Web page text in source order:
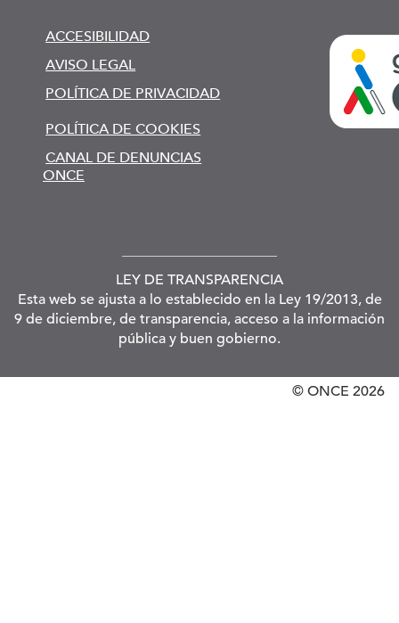
ACCESIBILIDAD
AVISO LEGAL
POLÍTICA DE PRIVACIDAD
POLÍTICA DE COOKIES
CANAL DE DENUNCIAS
ONCE
LEY DE TRANSPARENCIA
Esta web se ajusta a lo establecido en la Ley 19/2013, de
9 de diciembre, de transparencia, acceso a la información
pública y buen gobierno.
© ONCE 2026